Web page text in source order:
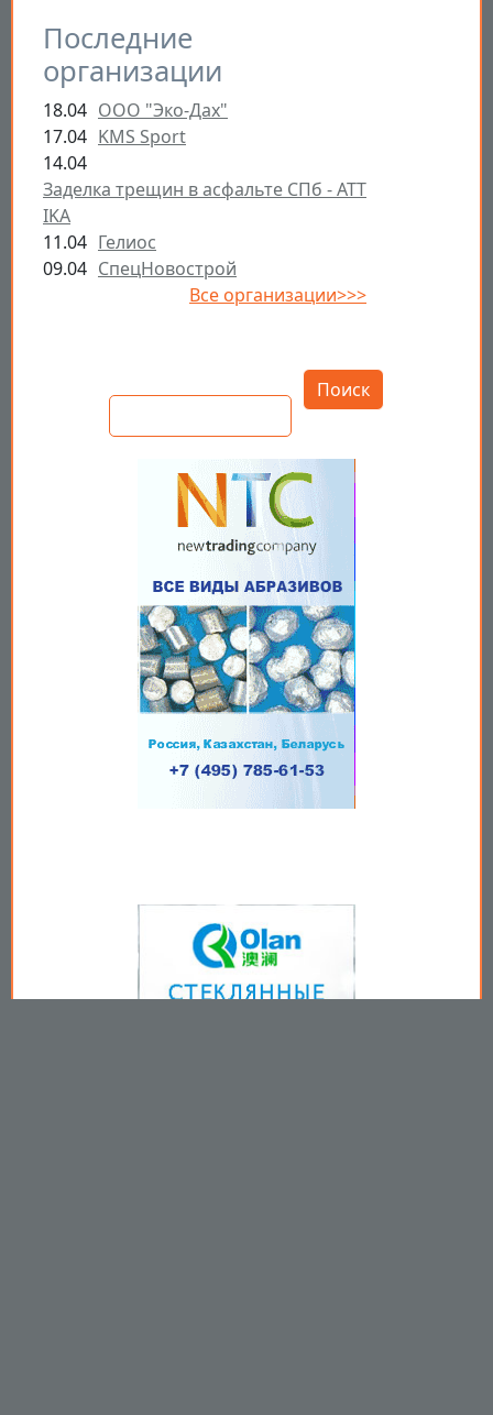
Последние
организации
18.04 ООО "Эко-Дах"
17.04 KMS Sport
14.04
Заделка трещин в асфальте СПб - ATT
IKA
11.04 Гелиос
09.04 СпецНовострой
Все организации>>>